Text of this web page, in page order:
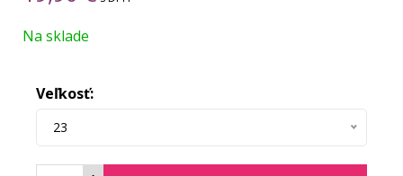
Na sklade
Veľkosť:
23